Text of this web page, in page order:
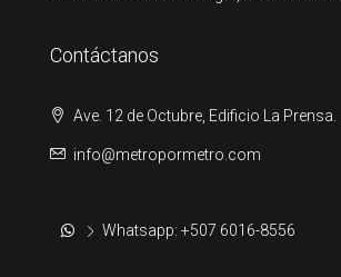
Contáctanos
Ave. 12 de Octubre, Edificio La Prensa.
info@metropormetro.com
Whatsapp: +507 6016-8556